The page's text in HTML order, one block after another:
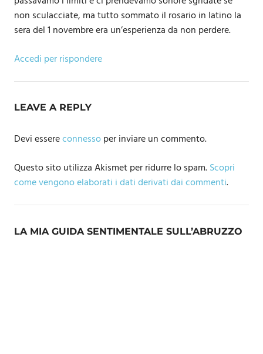
non sculacciate, ma tutto sommato il rosario in latino la
sera del 1 novembre era un’esperienza da non perdere.
Accedi per rispondere
LEAVE A REPLY
Devi essereconnessoper inviare un commento.
Questo sito utilizza Akismet per ridurre lo spam.Scopri
come vengono elaborati i dati derivati dai commenti.
LA MIA GUIDA SENTIMENTALE SULL’ABRUZZO